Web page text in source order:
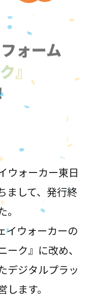
ォーム
』
ウォーカー東日
まして、発行終
イウォーカーの
ク』に改め、
デジタルプラッ
ます。